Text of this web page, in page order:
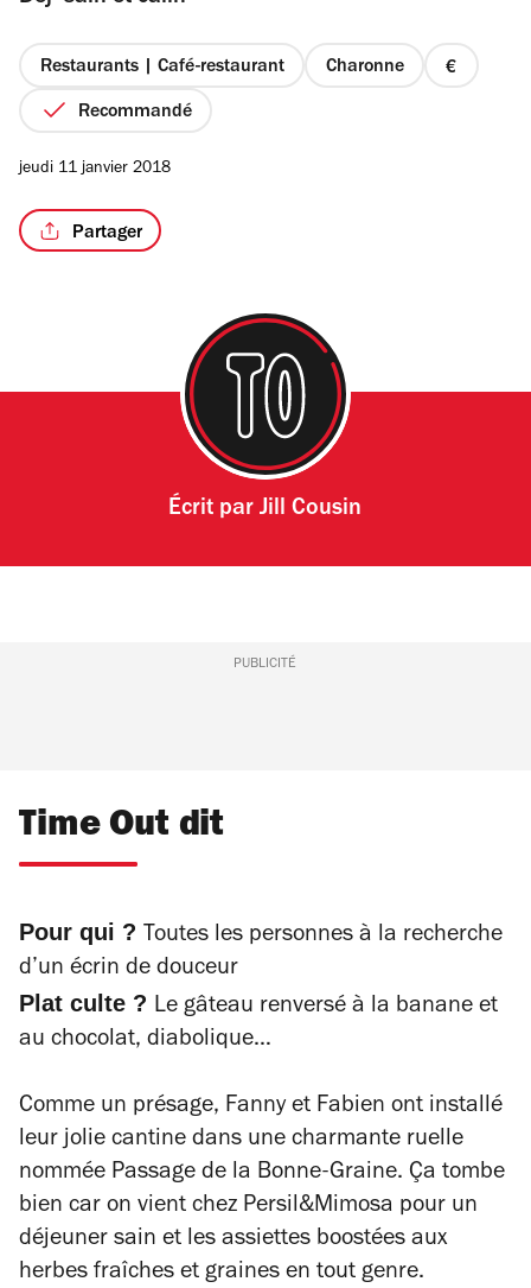
Restaurants | Café-restaurant Charonne
prix
Recommandé
jeudi 11 janvier 2018
Partager
Écrit parJill Cousin
PUBLICITÉ
Time Out dit
Pour qui ? Toutes les personnes à la recherche
d’un écrin de douceur
Plat culte ? Le gâteau renversé à la banane et
au chocolat, diabolique…
Comme un présage, Fanny et Fabien ont installé
leur jolie cantine dans une charmante ruelle
nommée Passage de la Bonne-Graine. Ça tombe
bien car on vient chez Persil&Mimosa pour un
déjeuner sain et les assiettes boostées aux
herbes fraîches et graines en tout genre.